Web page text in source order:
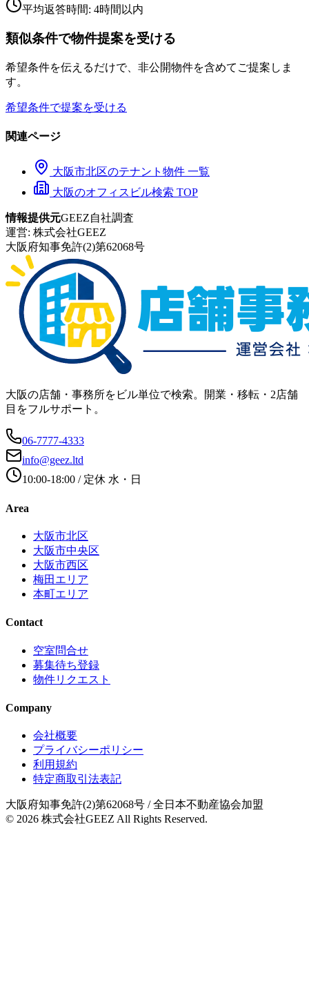
平均返答時間: 4時間以内
類似条件で物件提案を受ける
希望条件を伝えるだけで、非公開物件を含めてご提案しま
す。
希望条件で提案を受ける
関連ページ
大阪市北区のテナント物件 一覧
大阪のオフィスビル検索 TOP
情報提供元GEEZ自社調査
運営: 株式会社GEEZ
大阪府知事免許(2)第62068号
大阪の店舗・事務所をビル単位で検索。開業・移転・2店舗
目をフルサポート。
06-7777-4333
info@geez.ltd
10:00-18:00 / 定休 水・日
Area
大阪市北区
大阪市中央区
大阪市西区
梅田エリア
本町エリア
Contact
空室問合せ
募集待ち登録
物件リクエスト
Company
会社概要
プライバシーポリシー
利用規約
特定商取引法表記
大阪府知事免許(2)第62068号 / 全日本不動産協会加盟
© 2026 株式会社GEEZ All Rights Reserved.